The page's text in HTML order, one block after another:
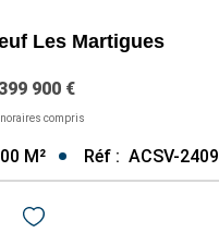
Les Martigues
900 €
compris
M² Réf : ACSV-2409